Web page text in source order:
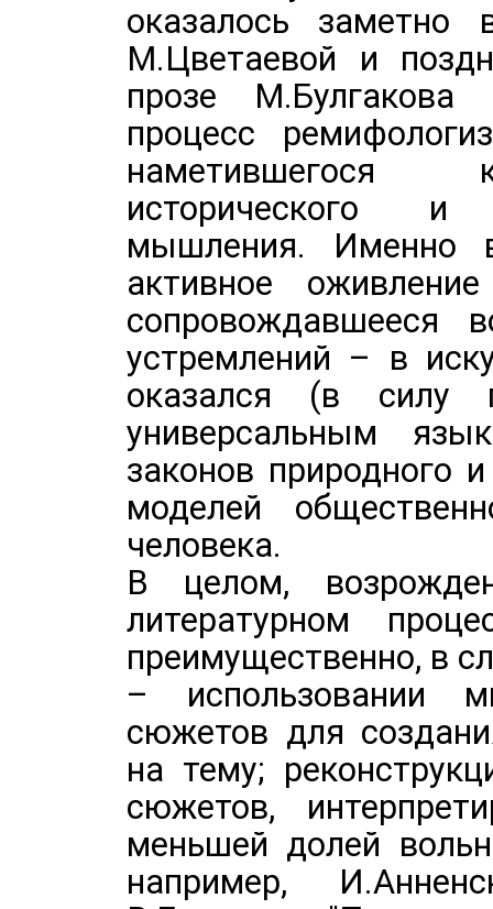
оказалось заметно
М.Цветаевой и
прозе
процесс
наметившегося
исторического и
мышления. Именно
активное
сопровождавшееся
устремлений – в
оказался (в силу
универсальным
законов природного
моделей
человека.
В целом,
литературном
преимущественно, в
– использовании
сюжетов для
на тему;
сюжетов,
меньшей долей
например,